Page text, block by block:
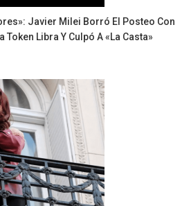
Javier Milei Borró El Posteo Con
Token Libra Y Culpó A «la Casta»